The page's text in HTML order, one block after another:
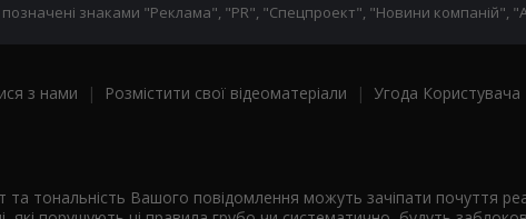
позначені знаками "Реклама", "PR", "Спецпроект", "Новини компаній",
з нами | Розмістити свої відеоматеріали | Угода Користувача
тональність Вашого повідомлення можуть зачіпати почуття